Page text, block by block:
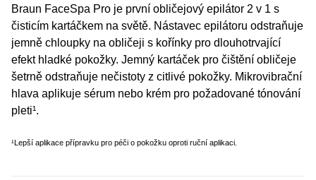
Braun FaceSpa Pro je první obličejový epilátor 2 v 1 s
čisticím kartáčkem na světě. Nástavec epilátoru odstraňuje
jemně chloupky na obličeji s kořínky pro dlouhotrvající
efekt hladké pokožky. Jemný kartáček pro čištění obličeje
šetrně odstraňuje nečistoty z citlivé pokožky. Mikrovibrační
hlava aplikuje sérum nebo krém pro požadované tónování
pleti¹.
¹Lepší aplikace přípravku pro péči o pokožku oproti ruční aplikaci.